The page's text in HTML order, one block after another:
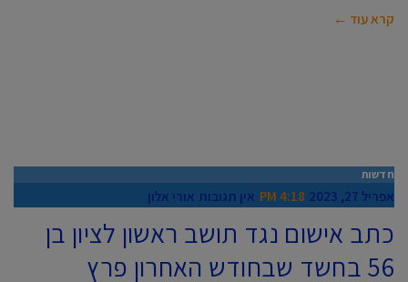
קרא עוד ←
חדשות
אפריל 27, 2023 4:18 PM אין תגובות אורי אלון
כתב אישום נגד תושב ראשון לציון בן
56 בחשד שבחודש האחרון פרץ